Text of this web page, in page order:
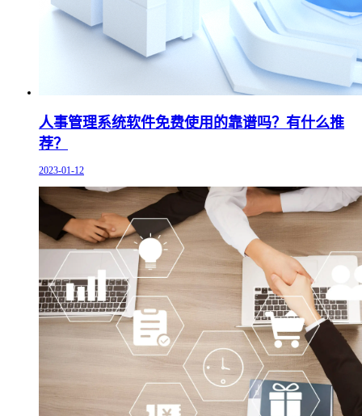
人事管理系统软件免费使用的靠谱吗？有什么推
荐？
2023-01-12